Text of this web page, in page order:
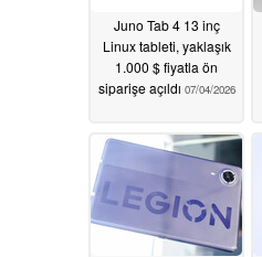
Juno Tab 4 13 inç
Linux tableti, yaklaşık
1.000 $ fiyatla ön
siparişe açıldı 07/04/2026